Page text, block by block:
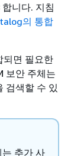
니다. 지침
의 통합
되면 필요한
보안 주체는
검색할 수 있
추가 사